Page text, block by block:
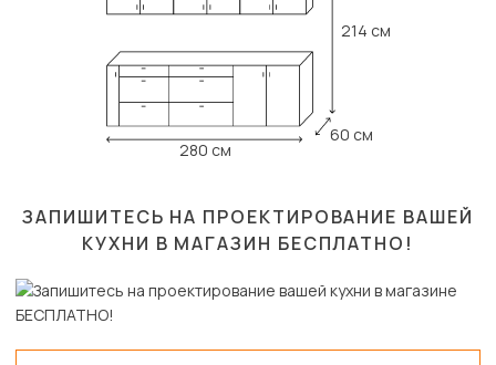
280 см
214 см
60 см
ЗАПИШИТЕСЬ НА ПРОЕКТИРОВАНИЕ ВАШЕЙ
КУХНИ В МАГАЗИН БЕСПЛАТНО!